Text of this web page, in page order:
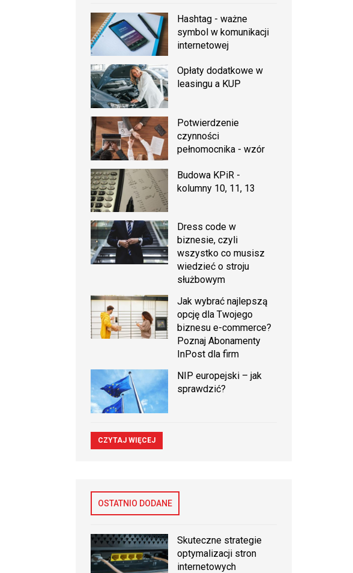
Hashtag - ważne
symbol w komunikacji
internetowej
Opłaty dodatkowe w
leasingu a KUP
Potwierdzenie
czynności
pełnomocnika - wzór
Budowa KPiR -
kolumny 10, 11, 13
Dress code w
biznesie, czyli
wszystko co musisz
wiedzieć o stroju
służbowym
Jak wybrać najlepszą
opcję dla Twojego
biznesu e-commerce?
Poznaj Abonamenty
InPost dla firm
NIP europejski – jak
sprawdzić?
CZYTAJ WIĘCEJ
OSTATNIO DODANE
Skuteczne strategie
optymalizacji stron
internetowych